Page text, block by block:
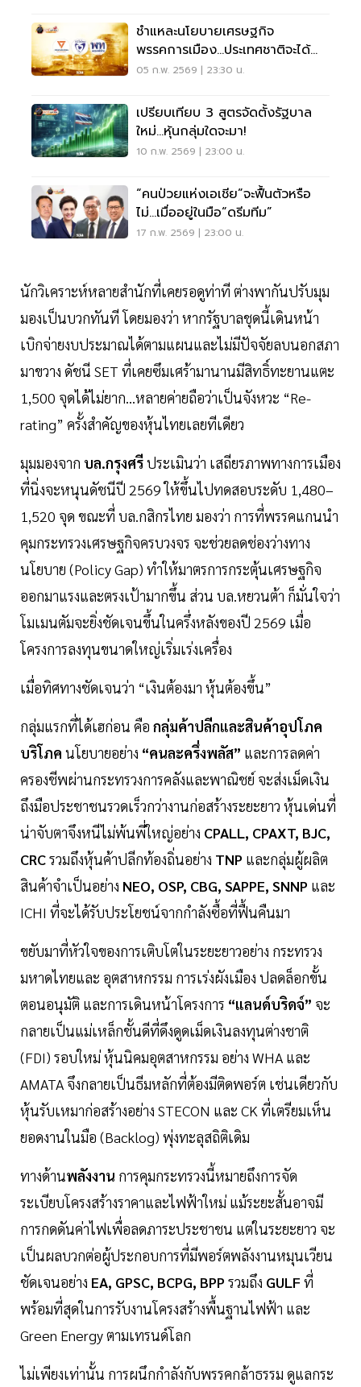
ชำแหละนโยบายเศรษฐกิจ
พรรคการเมือง...ประเทศชาติจะได้
อะไร!
05 ก.พ. 2569 | 23:30 น.
เปรียบเทียบ 3 สูตรจัดตั้งรัฐบาล
ใหม่...หุ้นกลุ่มใดจะมา!
10 ก.พ. 2569 | 23:00 น.
“คนป่วยแห่งเอเชีย”จะฟื้นตัวหรือ
ไม่...เมื่ออยู่ในมือ“ดรีมทีม”
17 ก.พ. 2569 | 23:00 น.
นักวิเคราะห์หลายสำนักที่เคยรอดูท่าที ต่างพากันปรับมุม
มองเป็นบวกทันที โดยมองว่า หากรัฐบาลชุดนี้เดินหน้า
เบิกจ่ายงบประมาณได้ตามแผนและไม่มีปัจจัยลบนอกสภา
มาขวาง ดัชนี SET ที่เคยซึมเศร้ามานานมีสิทธิ์ทะยานแตะ
1,500 จุดได้ไม่ยาก...หลายค่ายถือว่าเป็นจังหวะ “Re-
rating” ครั้งสำคัญของหุ้นไทยเลยทีเดียว
มุมมองจาก บล.กรุงศรีประเมินว่า เสถียรภาพทางการเมือง
ที่นิ่งจะหนุนดัชนีปี 2569 ให้ขึ้นไปทดสอบระดับ 1,480–
1,520 จุด ขณะที่ บล.กสิกรไทย มองว่า การที่พรรคแกนนำ
คุมกระทรวงเศรษฐกิจครบวงจร จะช่วยลดช่องว่างทาง
นโยบาย (Policy Gap) ทำให้มาตรการกระตุ้นเศรษฐกิจ
ออกมาแรงและตรงเป้ามากขึ้น ส่วน บล.หยวนต้า ก็มั่นใจว่า
โมเมนตัมจะยิ่งชัดเจนขึ้นในครึ่งหลังของปี 2569 เมื่อ
โครงการลงทุนขนาดใหญ่เริ่มเร่งเครื่อง
เมื่อทิศทางชัดเจนว่า “เงินต้องมา หุ้นต้องขึ้น”
กลุ่มแรกที่ได้เฮก่อน คือ กลุ่มค้าปลีกและสินค้าอุปโภค
บริโภค นโยบายอย่าง “คนละครึ่งพลัส” และการลดค่า
ครองชีพผ่านกระทรวงการคลังและพาณิชย์ จะส่งเม็ดเงิน
ถึงมือประชาชนรวดเร็วกว่างานก่อสร้างระยะยาว หุ้นเด่นที่
น่าจับตาจึงหนีไม่พ้นพี่ใหญ่อย่าง CPALL, CPAXT, BJC,
CRCรวมถึงหุ้นค้าปลีกท้องถิ่นอย่าง TNP และกลุ่มผู้ผลิต
สินค้าจำเป็นอย่าง NEO, OSP, CBG, SAPPE, SNNP และ
ICHI ที่จะได้รับประโยชน์จากกำลังซื้อที่ฟื้นคืนมา
ขยับมาที่หัวใจของการเติบโตในระยะยาวอย่าง กระทรวง
มหาดไทยและ อุตสาหกรรม การเร่งผังเมือง ปลดล็อกขั้น
ตอนอนุมัติ และการเดินหน้าโครงการ “แลนด์บริดจ์” จะ
กลายเป็นแม่เหล็กชั้นดีที่ดึงดูดเม็ดเงินลงทุนต่างชาติ
(FDI) รอบใหม่ หุ้นนิคมอุตสาหกรรม อย่าง WHA และ
AMATA จึงกลายเป็นธีมหลักที่ต้องมีติดพอร์ต เช่นเดียวกับ
หุ้นรับเหมาก่อสร้างอย่าง STECON และ CK ที่เตรียมเห็น
ยอดงานในมือ (Backlog) พุ่งทะลุสถิติเดิม
ทางด้านพลังงาน การคุมกระทรวงนี้หมายถึงการจัด
ระเบียบโครงสร้างราคาและไฟฟ้าใหม่ แม้ระยะสั้นอาจมี
การกดดันค่าไฟเพื่อลดภาระประชาชน แต่ในระยะยาว จะ
เป็นผลบวกต่อผู้ประกอบการที่มีพอร์ตพลังงานหมุนเวียน
ชัดเจนอย่าง EA, GPSC, BCPG, BPP รวมถึง GULF ที่
พร้อมที่สุดในการรับงานโครงสร้างพื้นฐานไฟฟ้า และ
Green Energy ตามเทรนด์โลก
ไม่เพียงเท่านั้น การผนึกกำลังกับพรรคกล้าธรรม ดูแลกระ